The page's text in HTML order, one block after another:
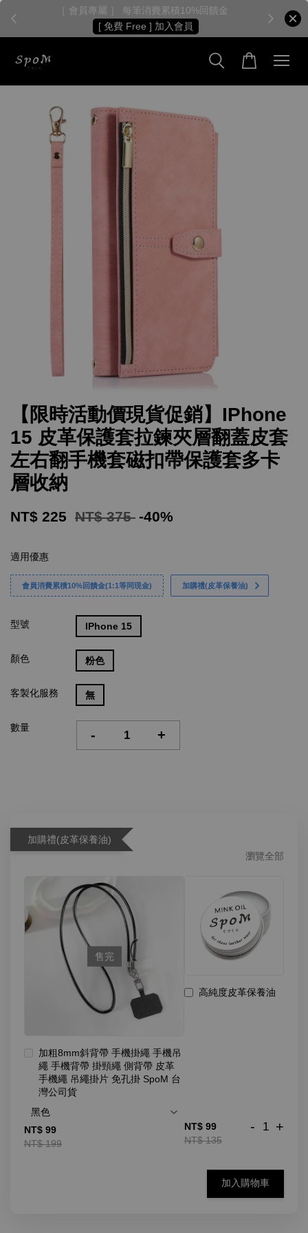
［ 會員專屬 ］ 每筆消費累積10%回饋金
[ 免費 Free ] 加入會員
【限時活動價現貨促銷】IPhone
15 皮革保護套拉鍊夾層翻蓋皮套
左右翻手機套磁扣帶保護套多卡
層收納
NT$ 225 NT$ 375 -40%
適用優惠
會員消費累積10%回饋金(1:1等同現金) 加購禮(皮革保養油)
型號 IPhone 15
顏色 粉色
客製化服務 無
數量 - +
加購禮(皮革保養油)
瀏覽全部
售完
加粗8mm斜背帶 手機掛繩 手機吊
繩 手機背帶 掛頸繩 側背帶 皮革
手機繩 吊繩掛片 免孔掛 SpoM 台
灣公司貨
NT$ 99
NT$ 199
高純度皮革保養油
NT$ 99
NT$ 135
- +
加入購物車